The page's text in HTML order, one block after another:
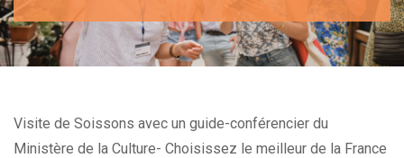
Visite de Soissons avec un guide-conférencier du
Ministère de la Culture- Choisissez le meilleur de la France